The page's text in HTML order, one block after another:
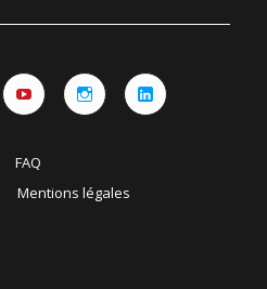
FAQ
Mentions légales